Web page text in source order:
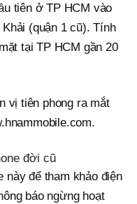
tiên ở TP HCM vào
(quận 1 cũ). Tính
tại TP HCM gần 20
vị tiên phong ra mắt
đời cũ
này để tham khảo điện
báo ngừng hoạt